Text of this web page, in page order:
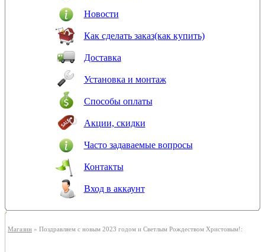
Новости
Как сделать заказ(как купить)
Доставка
Установка и монтаж
Способы оплаты
Акции, скидки
Часто задаваемые вопросы
Контакты
Вход в аккаунт
Магазин » Поздравляем с новым 2023 годом и Светлым Рождеством Христовым!: